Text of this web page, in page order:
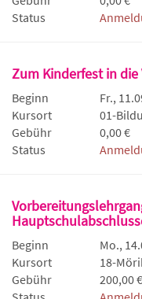
Status
Zum Kinderfest in die
Beginn
Fr.,
Kursort
01-
Gebühr
0,00 €
Status
Beginn
Mo.,
Kursort
18-
Gebühr
200,00 €